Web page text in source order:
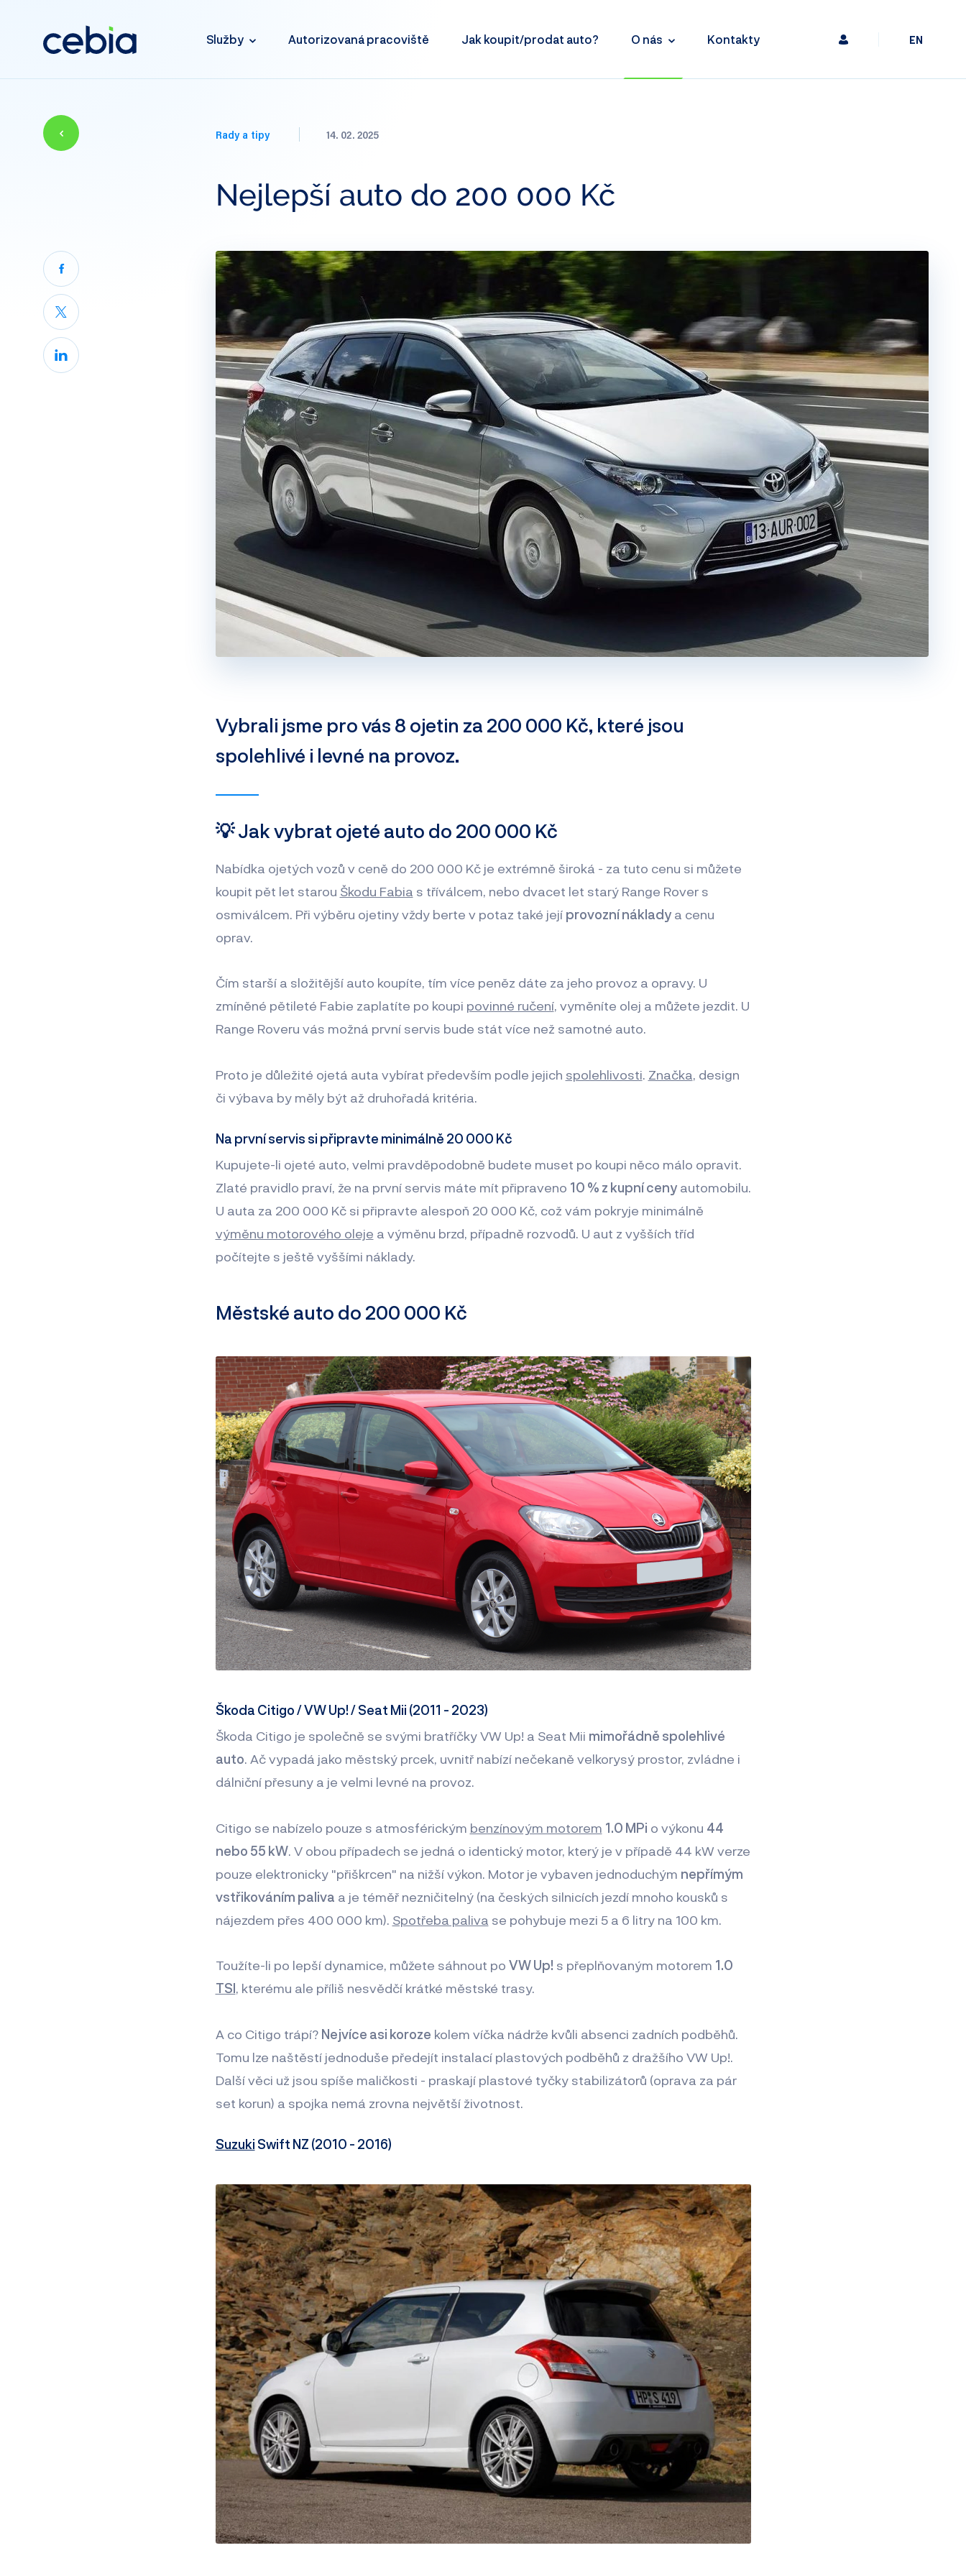
Služby Autorizovaná pracoviště Jak koupit/prodat auto? O nás Kontakty EN
Nejlepší auto do 200 000 Kč
Rady a tipy 14. 02. 2025
Vybrali jsme pro vás 8 ojetin za 200 000 Kč, které jsou
spolehlivé i levné na provoz.
💡 Jak vybrat ojeté auto do 200 000 Kč
Nabídka ojetých vozů v ceně do 200 000 Kč je extrémně široká - za tuto cenu si můžete
koupit pět let starou Škodu Fabia s tříválcem, nebo dvacet let starý Range Rover s
osmiválcem. Při výběru ojetiny vždy berte v potaz také její provozní nákladya cenu
oprav.
Čím starší a složitější auto koupíte, tím více peněz dáte za jeho provoz a opravy. U
zmíněné pětileté Fabie zaplatíte po koupi povinné ručení, vyměníte olej a můžete jezdit. U
Range Roveru vás možná první servis bude stát více než samotné auto.
Proto je důležité ojetá auta vybírat především podle jejich spolehlivosti. Značka, design
či výbava by měly být až druhořadá kritéria.
Na první servis si připravte minimálně 20 000 Kč
Kupujete-li ojeté auto, velmi pravděpodobně budete muset po koupi něco málo opravit.
Zlaté pravidlo praví, že na první servis máte mít připraveno 10 % z kupní cenyautomobilu.
U auta za 200 000 Kč si připravte alespoň 20 000 Kč, což vám pokryje minimálně
výměnu motorového oleje a výměnu brzd, případně rozvodů. U aut z vyšších tříd
počítejte s ještě vyššími náklady.
Městské auto do 200 000 Kč
Škoda Citigo / VW Up! / Seat Mii (2011 - 2023)
Škoda Citigo je společně se svými bratříčky VW Up! a Seat Mii mimořádně spolehlivé
auto. Ač vypadá jako městský prcek, uvnitř nabízí nečekaně velkorysý prostor, zvládne i
dálniční přesuny a je velmi levné na provoz.
Citigo se nabízelo pouze s atmosférickým benzínovým motorem 1.0 MPi o výkonu 44
nebo 55 kW. V obou případech se jedná o identický motor, který je v případě 44 kW verze
pouze elektronicky "přiškrcen" na nižší výkon. Motor je vybaven jednoduchým nepřímým
vstřikováním paliva a je téměř nezničitelný (na českých silnicích jezdí mnoho kousků s
nájezdem přes 400 000 km). Spotřeba paliva se pohybuje mezi 5 a 6 litry na 100 km.
Toužíte-li po lepší dynamice, můžete sáhnout po VW Up! s přeplňovaným motorem 1.0
TSI, kterému ale příliš nesvědčí krátké městské trasy.
A co Citigo trápí? Nejvíce asi koroze kolem víčka nádrže kvůli absenci zadních podběhů.
Tomu lze naštěstí jednoduše předejít instalací plastových podběhů z dražšího VW Up!.
Další věci už jsou spíše maličkosti - praskají plastové tyčky stabilizátorů (oprava za pár
set korun) a spojka nemá zrovna největší životnost.
Suzuki Swift NZ (2010 - 2016)